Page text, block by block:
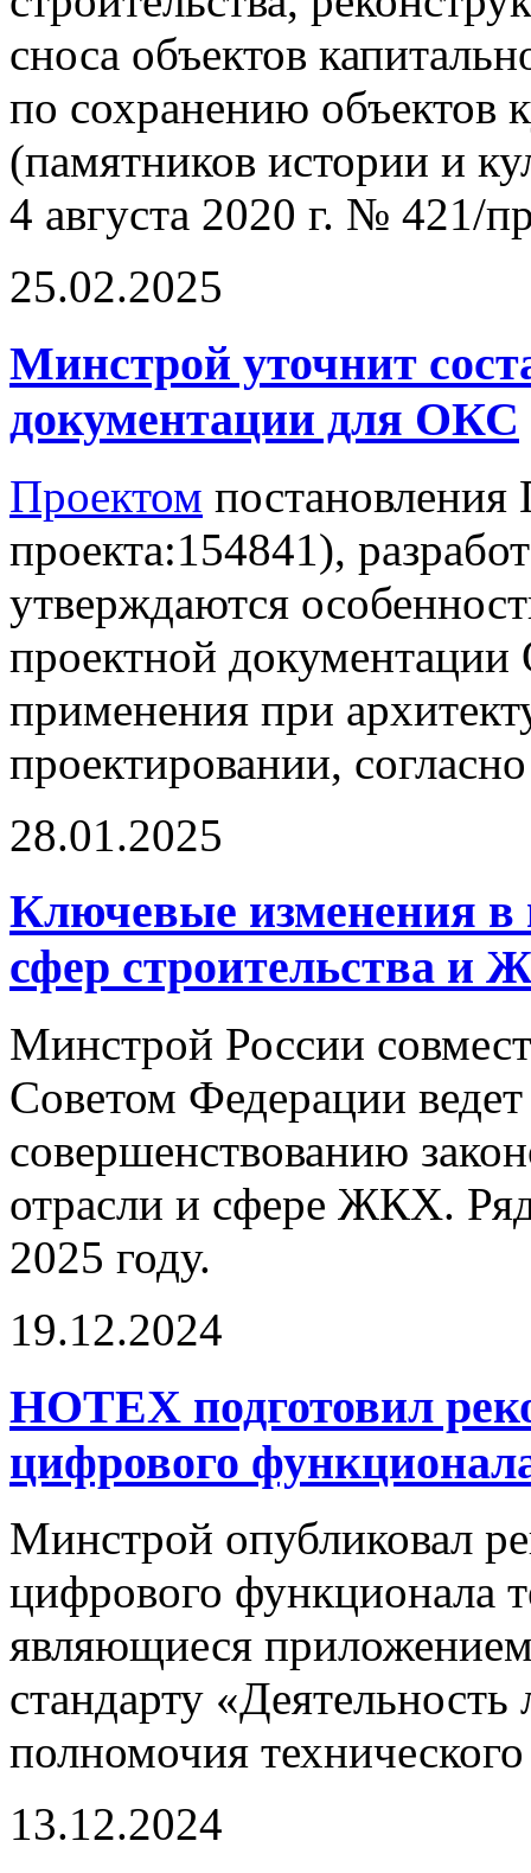
сноса объектов
по сохранению объектов
(памятников истории и
4 августа 2020 г. № 421/
25.02.2025
Минстрой уточнит
документации для ОКС
Проектом постановления
проекта:154841),
утверждаются
проектной
применения при
проектировании,
28.01.2025
Ключевые изменения в
сфер строительства и
Минстрой России
Советом Федерации
совершенствованию
отрасли и сфере ЖКХ.
2025 году.
19.12.2024
НОТЕХ подготовил
цифрового
Минстрой опубликовал
цифрового функционала
являющиеся
стандарту
полномочия
13.12.2024